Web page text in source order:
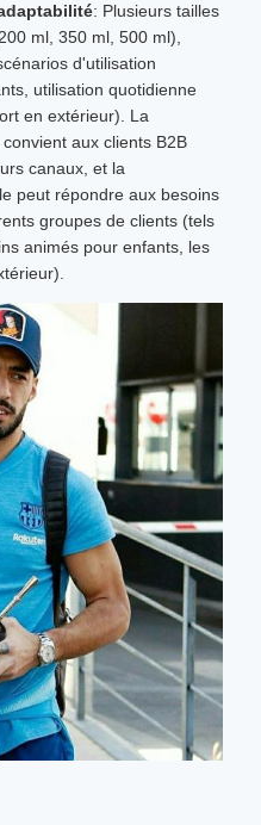
: Plusieurs tailles
ml, 350 ml, 500 ml),
d'utilisation
utilisation quotidienne
en extérieur). La
aux clients B2B
canaux, et la
peut répondre aux besoins
groupes de clients (tels
animés pour enfants, les